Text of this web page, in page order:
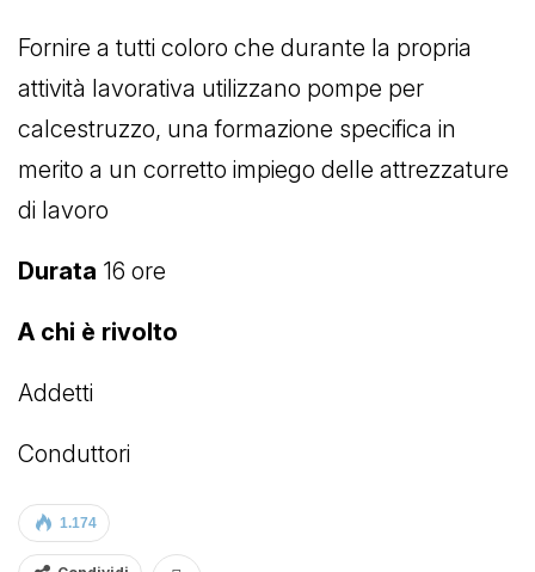
Fornire a tutti coloro che durante la propria
attività lavorativa utilizzano pompe per
calcestruzzo, una formazione specifica in
merito a un corretto impiego delle attrezzature
di lavoro
Durata 16 ore
A chi è rivolto
Addetti
Conduttori
1.174